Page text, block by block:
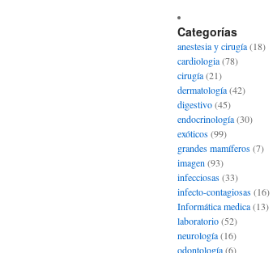
Categorías
anestesia y cirugía(18)
cardiologia(78)
cirugía(21)
dermatología(42)
digestivo(45)
endocrinología(30)
exóticos(99)
grandes mamíferos(7)
imagen (93)
infecciosas(33)
infecto-contagiosas(16)
Informática medica(13)
laboratorio(52)
neurología(16)
odontología(6)